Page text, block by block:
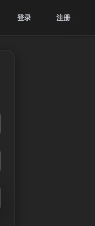
登录 注册